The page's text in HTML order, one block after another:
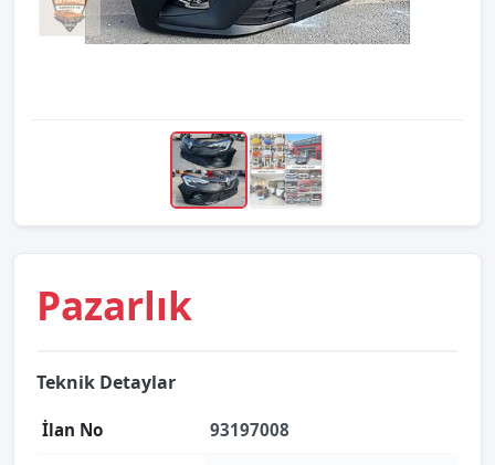
Pazarlık
Teknik Detaylar
İlan No 93197008